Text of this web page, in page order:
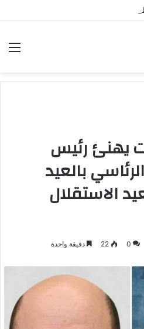
في حجر بالضالع دون خسائر
يهنئ رئيس
بالعيد
الـ 55 لعيد الاستقلال
0
22 دقيقة واحدة